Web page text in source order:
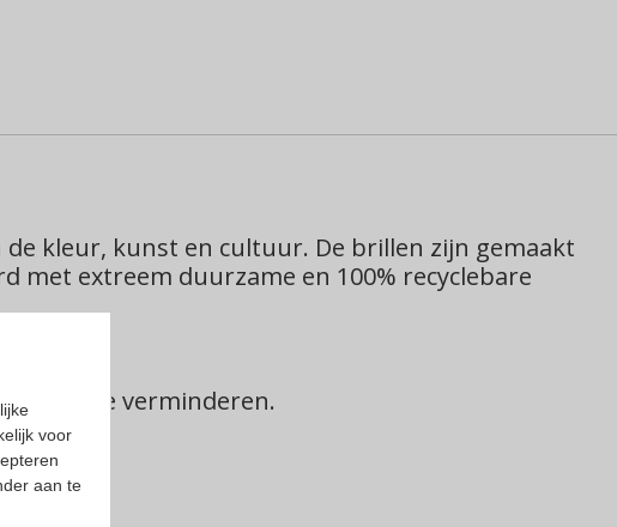
de kleur, kunst en cultuur. De brillen zijn gemaakt
met extreem duurzame en 100% recyclebare
te verminderen.
voor
aan te